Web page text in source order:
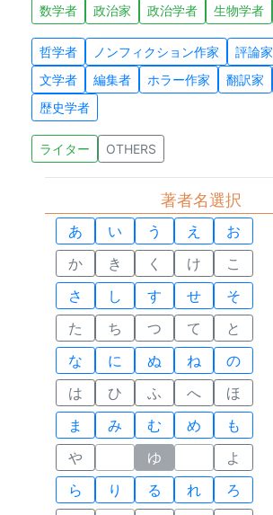
数学者
政治家 政治学者 生物学者
哲学者 ノンフィクション作家 評論家
文学者
編集者 ホラー作家 翻訳家
歴史学者
ライター OTHERS
著者名選択
あ い う え
お
か
き く け
こ
さ
し す せ
そ
た
ち つ て
と
な
に ぬ ね
の
は
ひ ふ へ
ほ
ま
み む め
も
や
ゆ
よ
ら
り る れ
ろ